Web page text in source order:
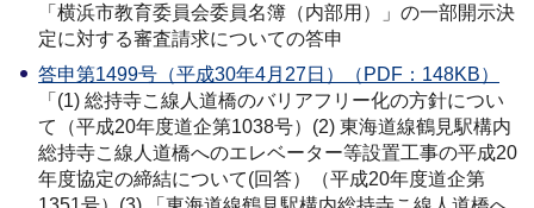
「横浜市教育委員会委員名簿（内部用）」の一部開示決
定に対する審査請求についての答申
答申第1499号（平成30年4月27日）（PDF：148KB）
「(1) 総持寺こ線人道橋のバリアフリー化の方針につい
て（平成20年度道企第1038号）(2) 東海道線鶴見駅構内
総持寺こ線人道橋へのエレベーター等設置工事の平成20
年度協定の締結について(回答）（平成20年度道企第